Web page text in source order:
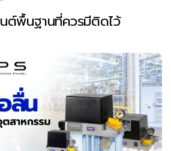
ต์พื้นฐานที่ควรมีติดไว้